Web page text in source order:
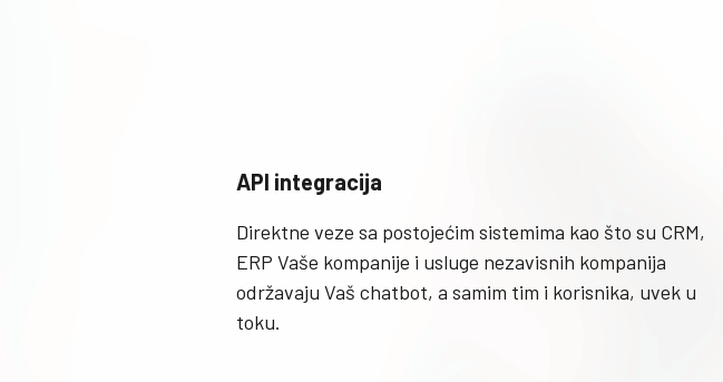
API integracija
Direktne veze sa postojećim sistemima kao što su CRM,
ERP Vaše kompanije i usluge nezavisnih kompanija
održavaju Vaš chatbot, a samim tim i korisnika, uvek u
toku.